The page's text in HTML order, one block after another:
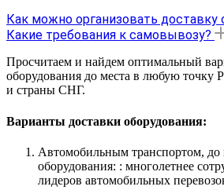
Как можно организовать доставку
Какие требования к самовывозу?
Просчитаем и найдем оптимальный
оборудования до места в любую точку
и страны СНГ.
Варианты доставки оборудования:
Автомобильным транспортом, до
оборудования: : многолетнее
лидеров автомобильных